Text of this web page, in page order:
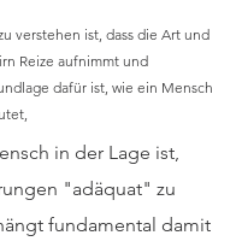
Reize aufnimmt und
dafür ist, wie ein Mensch
in der Lage ist,
"adäquat" zu
fundamental damit